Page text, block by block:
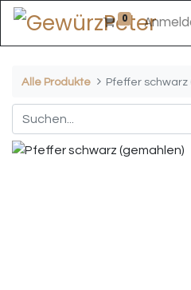
0
Alle Produkte Pfeffer schwarz